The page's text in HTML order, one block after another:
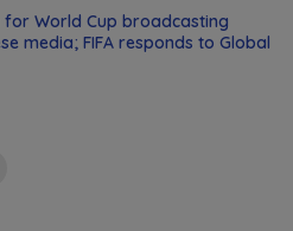
for World Cup broadcasting
media; FIFA responds to Global